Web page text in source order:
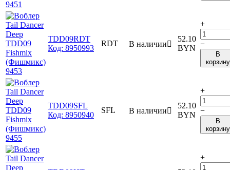
TDD09RDT
Код: 8950993
RDT В наличии
52.10
BYN
+
−
В
корзину
TDD09SFL
Код: 8950940
SFL В наличии
52.10
BYN
+
−
В
корзину
+